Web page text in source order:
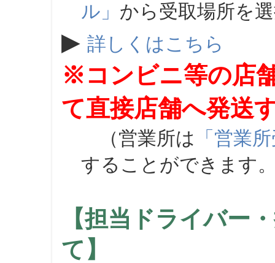
ル」 から受取場所を
▶ 詳しくはこちら
※コンビニ等の店
て直接店舗へ発送
（営業所は 「営業
することができます
【担当ドライバー
て】